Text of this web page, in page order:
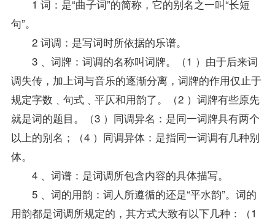
1 词：是“曲子词”的简称，它的别名之一叫“长短
句”。
2 词调：是写词时所依据的乐谱。
3 、词牌：词调的名称叫词牌。（1 ）由于后来词
调失传，加上词与音乐的逐渐分离，词牌的作用仅止于
规定字数﹑句式﹑平仄和用韵了。（2 ）词牌有些原先
就是词的题目。（3 ）同调异名：是同一词牌具有两个
以上的别名；（4 ）同调异体：是指同一词调有几种别
体。
4 、词谱：是词调所包含内容的具体描写。
5 、词的用韵：词人所遵循的还是“平水韵”。词的
用韵都是词调所规定的，其方式大致有以下几种：（1